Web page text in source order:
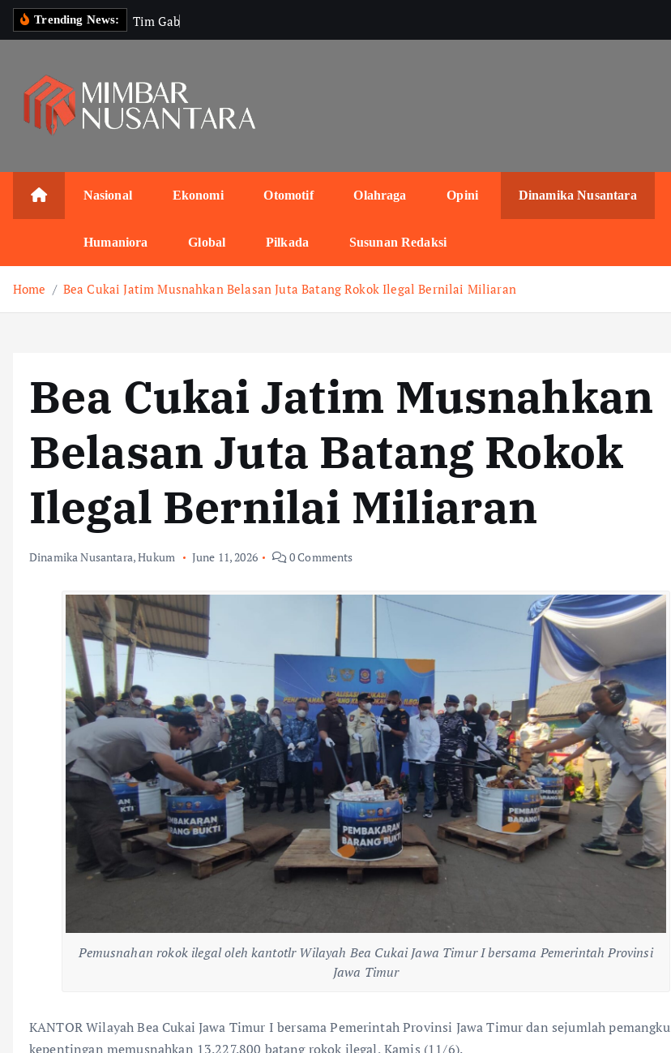
Trending News: Tim Gabu
Nasional Ekonomi Otomotif Olahraga Opini Dinamika Nusantara
Humaniora Global Pilkada Susunan Redaksi
Home Bea Cukai Jatim Musnahkan Belasan Juta Batang Rokok Ilegal Bernilai Miliaran‎
Bea Cukai Jatim Musnahkan
Belasan Juta Batang Rokok
Ilegal Bernilai Miliaran‎
Dinamika Nusantara,Hukum June 11, 2026 0 Comments
Pemusnahan rokok ilegal oleh kantotlr Wilayah Bea Cukai Jawa Timur I bersama Pemerintah Provinsi
Jawa Timur
KANTOR Wilayah Bea Cukai Jawa Timur I bersama Pemerintah Provinsi Jawa Timur dan sejumlah pemangku
kepentingan memusnahkan 13.227.800 batang rokok ilegal, Kamis (11/6).